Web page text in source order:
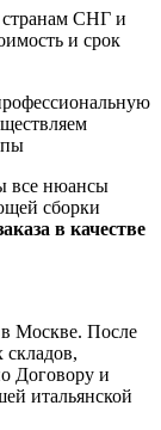
странам СНГ и
и срок
все нюансы
сборки
в качестве
Москве. После
складов,
Договору и
итальянской